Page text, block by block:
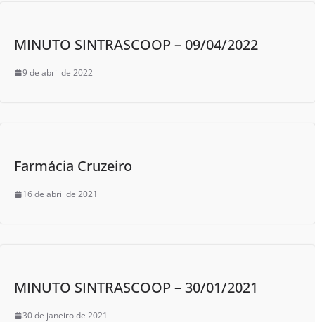
MINUTO SINTRASCOOP – 09/04/2022
9 de abril de 2022
Farmácia Cruzeiro
16 de abril de 2021
MINUTO SINTRASCOOP – 30/01/2021
30 de janeiro de 2021